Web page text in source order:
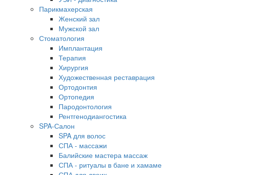
Парикмахерская
Женский зал
Мужской зал
Стоматология
Имплантация
Терапия
Хирургия
Художественная реставрация
Ортодонтия
Ортопедия
Пародонтология
Рентгенодиангостика
SPA-Салон
SPA для волос
СПА - массажи
Балийские мастера массаж
СПА - ритуалы в бане и хамаме